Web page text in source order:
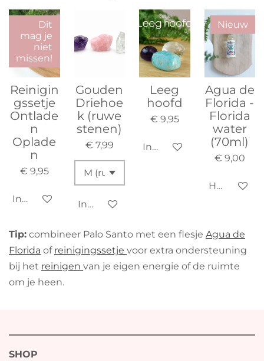
Dit
mag je
niet
missen!
Reinigin
gssetje
Ontlade
n
Oplade
n
€ 9,95
In winkelwagen
Gouden
Driehoe
k (ruwe
stenen)
€ 7,99
In winkelwagen
Leeg
hoofd
€ 9,95
In winkelwagen
Nieuw
Agua de
Florida -
Florida
water
(70ml)
€ 9,00
Houd mij
Tip: combineer Palo Santo met een flesje Agua de
Florida of reinigingssetje voor extra ondersteuning
bij het reinigen van je eigen energie of de ruimte
om je heen.
SHOP